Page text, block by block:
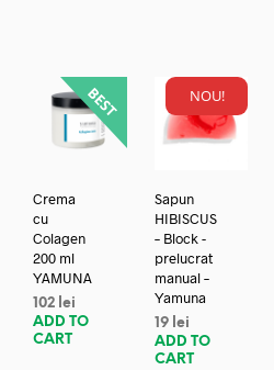
Crema
cu
Colagen
200 ml
YAMUNA
102 lei
ADD TO
CART
NOU!
Sapun
HIBISCUS
– Block -
prelucrat
manual –
Yamuna
19 lei
ADD TO
CART